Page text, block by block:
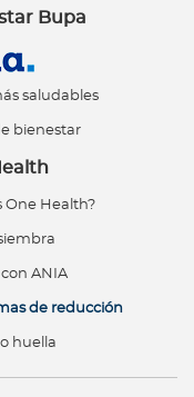
Bupa
saludables
bienestar
One Health?
ANIA
de reducción
huella